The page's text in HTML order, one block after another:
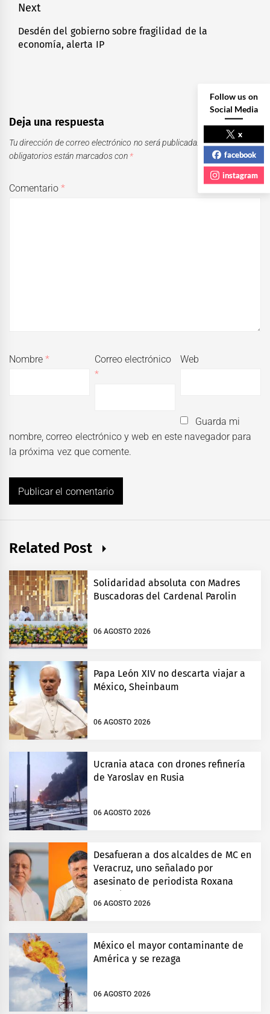
Next
Next
post:
Desdén del gobierno sobre fragilidad de la
economía, alerta IP
Deja una respuesta
Tu dirección de correo electrónico no será publicada.
Los campos
obligatorios están marcados con *
Comentario*
Nombre*
Correo electrónico
*
Web
Guarda mi
nombre, correo electrónico y web en este navegador para
la próxima vez que comente.
Related Post
Solidaridad absoluta con Madres
Buscadoras del Cardenal Parolin
06 AGOSTO 2026
Papa León XIV no descarta viajar a
México, Sheinbaum
06 AGOSTO 2026
Ucrania ataca con drones refinería
de Yaroslav en Rusia
06 AGOSTO 2026
Desafueran a dos alcaldes de MC en
Veracruz, uno señalado por
asesinato de periodista Roxana
Guzmán
06 AGOSTO 2026
México el mayor contaminante de
América y se rezaga
06 AGOSTO 2026
Follow us on
Social Media
x
facebook
instagram